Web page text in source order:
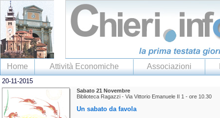
Home Attività Economiche Associazioni
20-11-2015
Sabato 21 Novembre
Biblioteca Ragazzi - Via Vittorio Emanuele II 1 - ore 10.30
Un sabato da favola